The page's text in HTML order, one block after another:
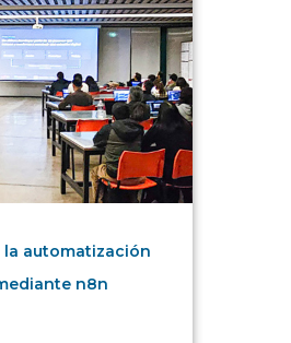
automatización
n8n